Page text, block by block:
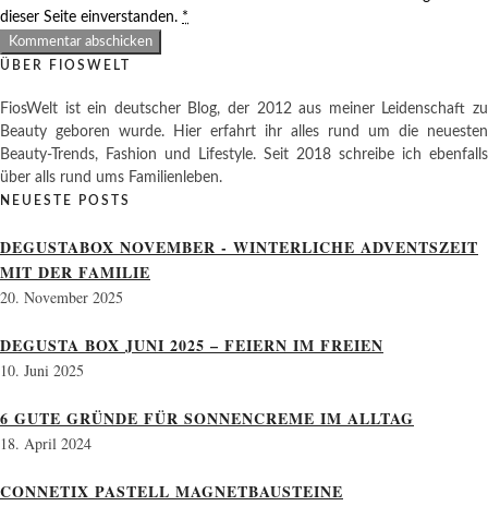
dieser Seite einverstanden. *
ÜBER FIOSWELT
FiosWelt ist ein deutscher Blog, der 2012 aus meiner Leidenschaft zu
Beauty geboren wurde. Hier erfahrt ihr alles rund um die neuesten
Beauty-Trends, Fashion und Lifestyle. Seit 2018 schreibe ich ebenfalls
über alls rund ums Familienleben.
NEUESTE POSTS
DEGUSTABOX NOVEMBER - WINTERLICHE ADVENTSZEIT
MIT DER FAMILIE
20. November 2025
DEGUSTA BOX JUNI 2025 – FEIERN IM FREIEN
10. Juni 2025
6 GUTE GRÜNDE FÜR SONNENCREME IM ALLTAG
18. April 2024
CONNETIX PASTELL MAGNETBAUSTEINE